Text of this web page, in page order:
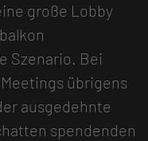
große Lobby
Szenario. Bei
übrigens
ausgedehnte
spendenden